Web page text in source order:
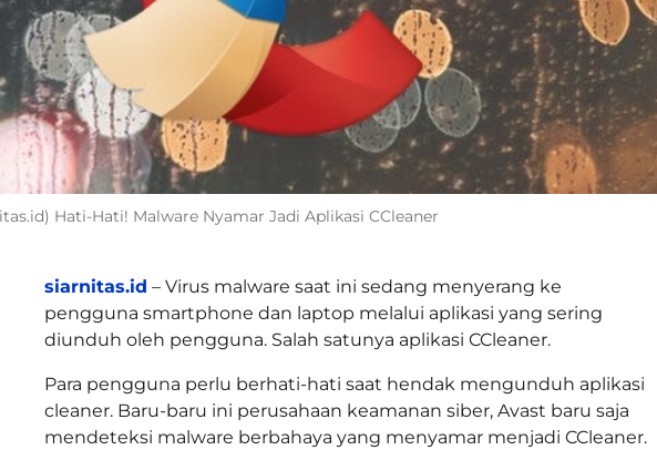
Hati-Hati! Malware Nyamar Jadi Aplikasi CCleaner
siarnitas.id – Virus malware saat ini sedang menyerang ke
pengguna smartphone dan laptop melalui aplikasi yang sering
diunduh oleh pengguna. Salah satunya aplikasi CCleaner.
Para pengguna perlu berhati-hati saat hendak mengunduh aplikasi
cleaner. Baru-baru ini perusahaan keamanan siber, Avast baru saja
mendeteksi malware berbahaya yang menyamar menjadi CCleaner.